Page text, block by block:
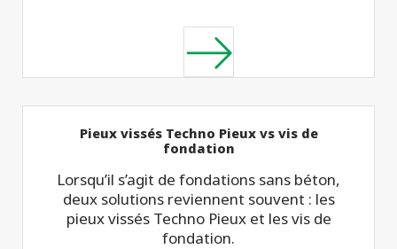
Pieux vissés Techno Pieux vs vis de
fondation
Lorsqu’il s’agit de fondations sans béton,
deux solutions reviennent souvent : les
pieux vissés Techno Pieux et les vis de
fondation.